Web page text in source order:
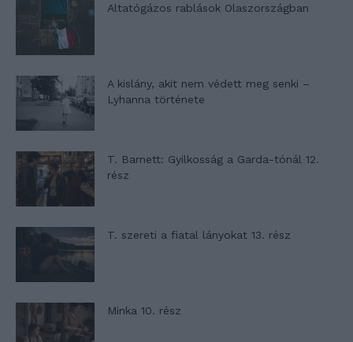
Altatógázos rablások Olaszországban
A kislány, akit nem védett meg senki –
Lyhanna története
T. Barnett: Gyilkosság a Garda-tónál 12.
rész
T. szereti a fiatal lányokat 13. rész
Minka 10. rész